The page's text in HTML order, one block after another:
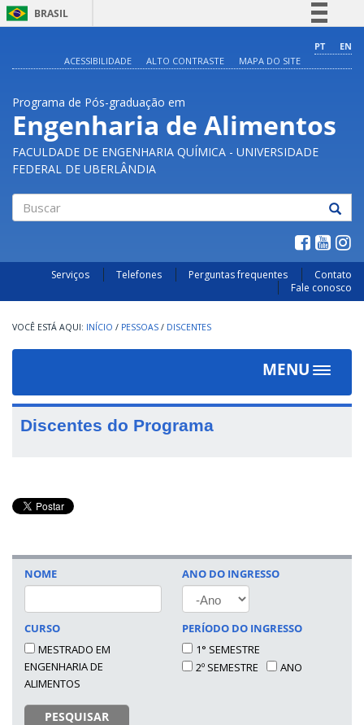
BRASIL
Comunica BR
Acesso à informação
Legislação
PT
EN
ACESSIBILIDADE
ALTO CONTRASTE MAPA DO SITE
Programa de Pós-graduação em
Engenharia de Alimentos
FACULDADE DE ENGENHARIA QUÍMICA - UNIVERSIDADE
FEDERAL DE UBERLÂNDIA
Serviços Telefones Perguntas frequentes
Contato
Fale conosco
INÍCIO / PESSOAS / DISCENTES
MENU
Toggle
Discentes do Programa
NOME
CURSO
MESTRADO EM
ENGENHARIA DE
ALIMENTOS
PESQUISAR
ANO DO INGRESSO
ANO
PERÍODO DO INGRESSO
1° SEMESTRE
2º SEMESTRE
ANO